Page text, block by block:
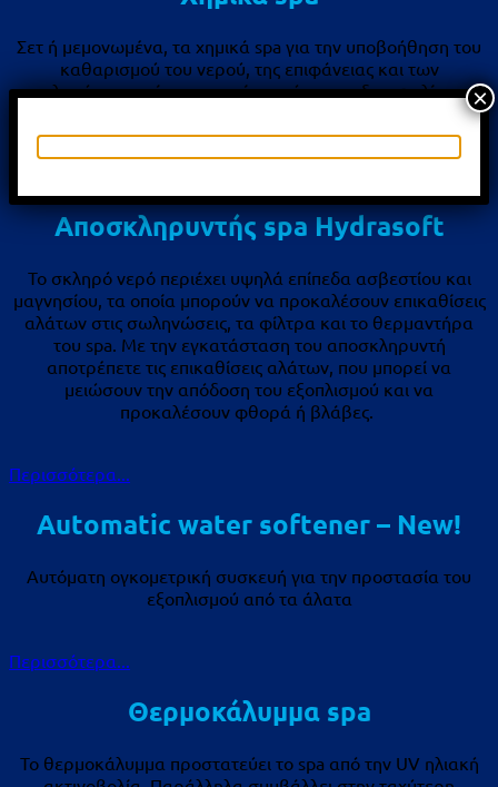
Σετ ή μεμονωμένα, τα χημικά spa για την υποβοήθηση του
καθαρισμού του νερού, της επιφάνειας και των
σωληνώσεων, είναι απαραίτητα ώστε να διασφαλίσετε
Αποσκληρυντής spa Hydrasoft
Το σκληρό νερό περιέχει υψηλά επίπεδα ασβεστίου και
μαγνησίου, τα οποία μπορούν να προκαλέσουν επικαθίσεις
αλάτων στις σωληνώσεις, τα φίλτρα και το θερμαντήρα
του spa. Με την εγκατάσταση του αποσκληρυντή
αποτρέπετε τις επικαθίσεις αλάτων, που μπορεί να
μειώσουν την απόδοση του εξοπλισμού και να
προκαλέσουν φθορά ή βλάβες.
Περισσότερα...
Automatic water softener – New!
Αυτόματη ογκομετρική συσκευή για την προστασία του
εξοπλισμού από τα άλατα
Περισσότερα...
Θερμοκάλυμμα spa
Το θερμοκάλυμμα προστατεύει το spa από την UV ηλιακή
×